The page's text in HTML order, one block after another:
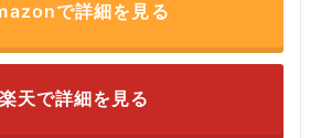
で詳細を見る
楽天で詳細を見る